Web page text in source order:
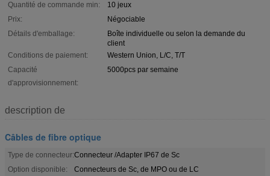
Quantité de commande min:
10 jeux
Prix:
Négociable
Détails d'emballage:
Boîte individuelle ou selon la demande du
client
Conditions de paiement:
Western Union, L/C, T/T
Capacité
d'approvisionnement:
5000pcs par semaine
description de
Câbles de fibre optique
Type de connecteur:Connecteur /Adapter IP67 de Sc
Option disponible:
Connecteurs de Sc, de MPO ou de LC